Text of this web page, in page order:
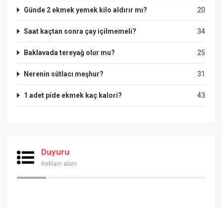
20
Günde 2 ekmek yemek kilo aldırır mı?
34
Saat kaçtan sonra çay içilmemeli?
25
Baklavada tereyağ olur mu?
31
Nerenin sütlacı meşhur?
43
1 adet pide ekmek kaç kalori?
Duyuru
Reklam alanı